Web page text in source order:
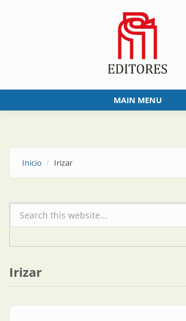
MAIN MENU
Inicio Irizar
Formulario de búsqueda
Irizar